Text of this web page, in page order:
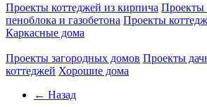
Проекты коттеджей из кирпича Проекты
пеноблока и газобетона Проекты
Каркасные дома
Проекты загородных домов Проекты
коттеджей Хорошие дома
← Назад